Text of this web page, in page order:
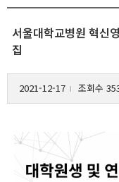
서울대학교병원 혁신
집
2021-12-17 l 조회수